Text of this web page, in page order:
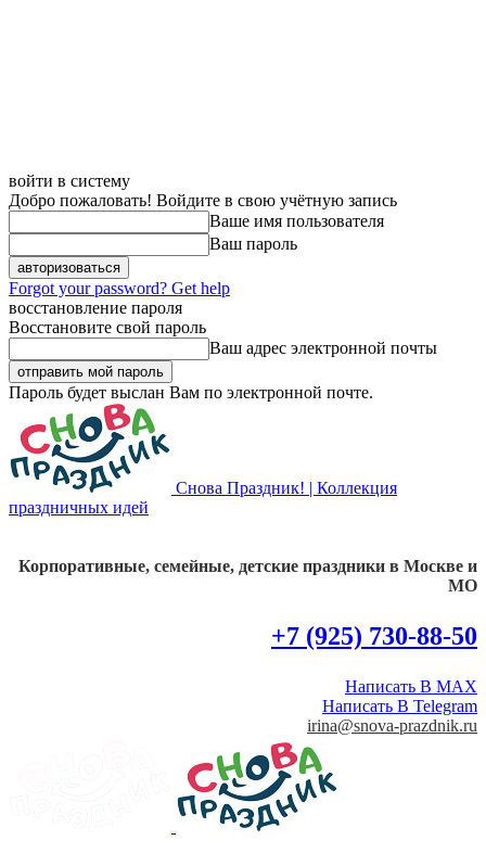
войти в систему
Добро пожаловать! Войдите в свою учётную запись
Ваше имя пользователя
Ваш пароль
Forgot your password? Get help
восстановление пароля
Восстановите свой пароль
Ваш адрес электронной почты
Пароль будет выслан Вам по электронной почте.
Снова Праздник! | Коллекция
праздничных идей
Корпоративные, семейные, детские праздники в Москве и
МО
+7 (925) 730-88-50
Написать В MAX
Написать В Telegram
irina@snova-prazdnik.ru